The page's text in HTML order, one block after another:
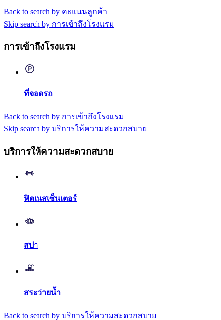
Back to search by คะแนนลูกค้า
Skip search by การเข้าถึงโรงแรม
การเข้าถึงโรงแรม
ที่จอดรถ
Back to search by การเข้าถึงโรงแรม
Skip search by บริการให้ความสะดวกสบาย
บริการให้ความสะดวกสบาย
ฟิตเนสเซ็นเตอร์
สปา
สระว่ายน้ำ
Back to search by บริการให้ความสะดวกสบาย